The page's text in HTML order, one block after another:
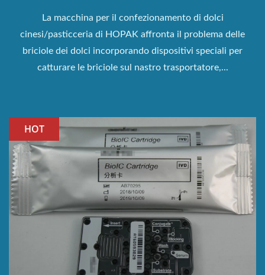
La macchina per il confezionamento di dolci
cinesi/pasticceria di HOPAK affronta il problema delle
briciole dei dolci incorporando dispositivi speciali per
catturare le briciole sul nastro trasportatore,...
HOT